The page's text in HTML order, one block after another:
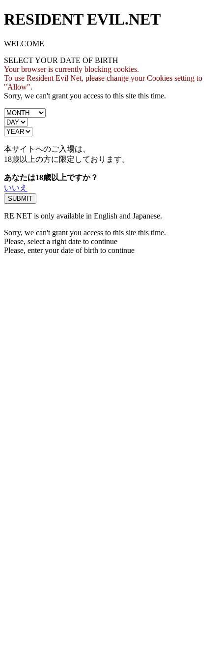
RESIDENT EVIL.NET
WELCOME
SELECT YOUR DATE OF BIRTH
Your browser is currently blocking cookies.
To use Resident Evil Net, please change your Cookies setting to
"Allow".
Sorry, we can't grant you access to this site this time.
本サイトへのご入場は、
18歳以上の方に限定しております。
あなたは18歳以上ですか？
いいえ
RE NET is only available in English and Japanese.
Sorry, we can't grant you access to this site this time.
Please, select a right date to continue
Please, enter your date of birth to continue